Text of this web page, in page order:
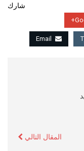
شارك
Email
المقال التالي